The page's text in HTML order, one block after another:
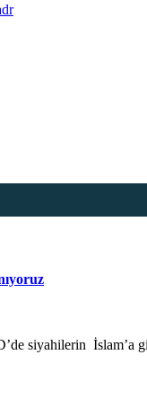
siyahilerin